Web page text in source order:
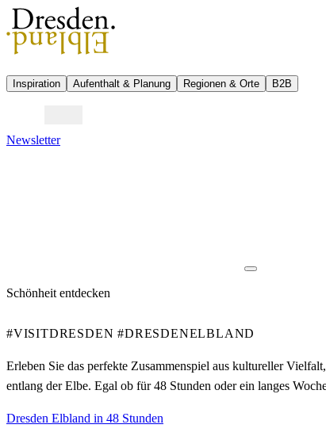
Inspiration Aufenthalt & Planung Regionen & Orte B2B
Newsletter
Schönheit entdecken
#VISITDRESDEN #DRESDENELBLAND
Erleben Sie das perfekte Zusammenspiel aus kultureller
entlang der Elbe. Egal ob für 48 Stunden oder ein langes
Dresden Elbland in 48 Stunden